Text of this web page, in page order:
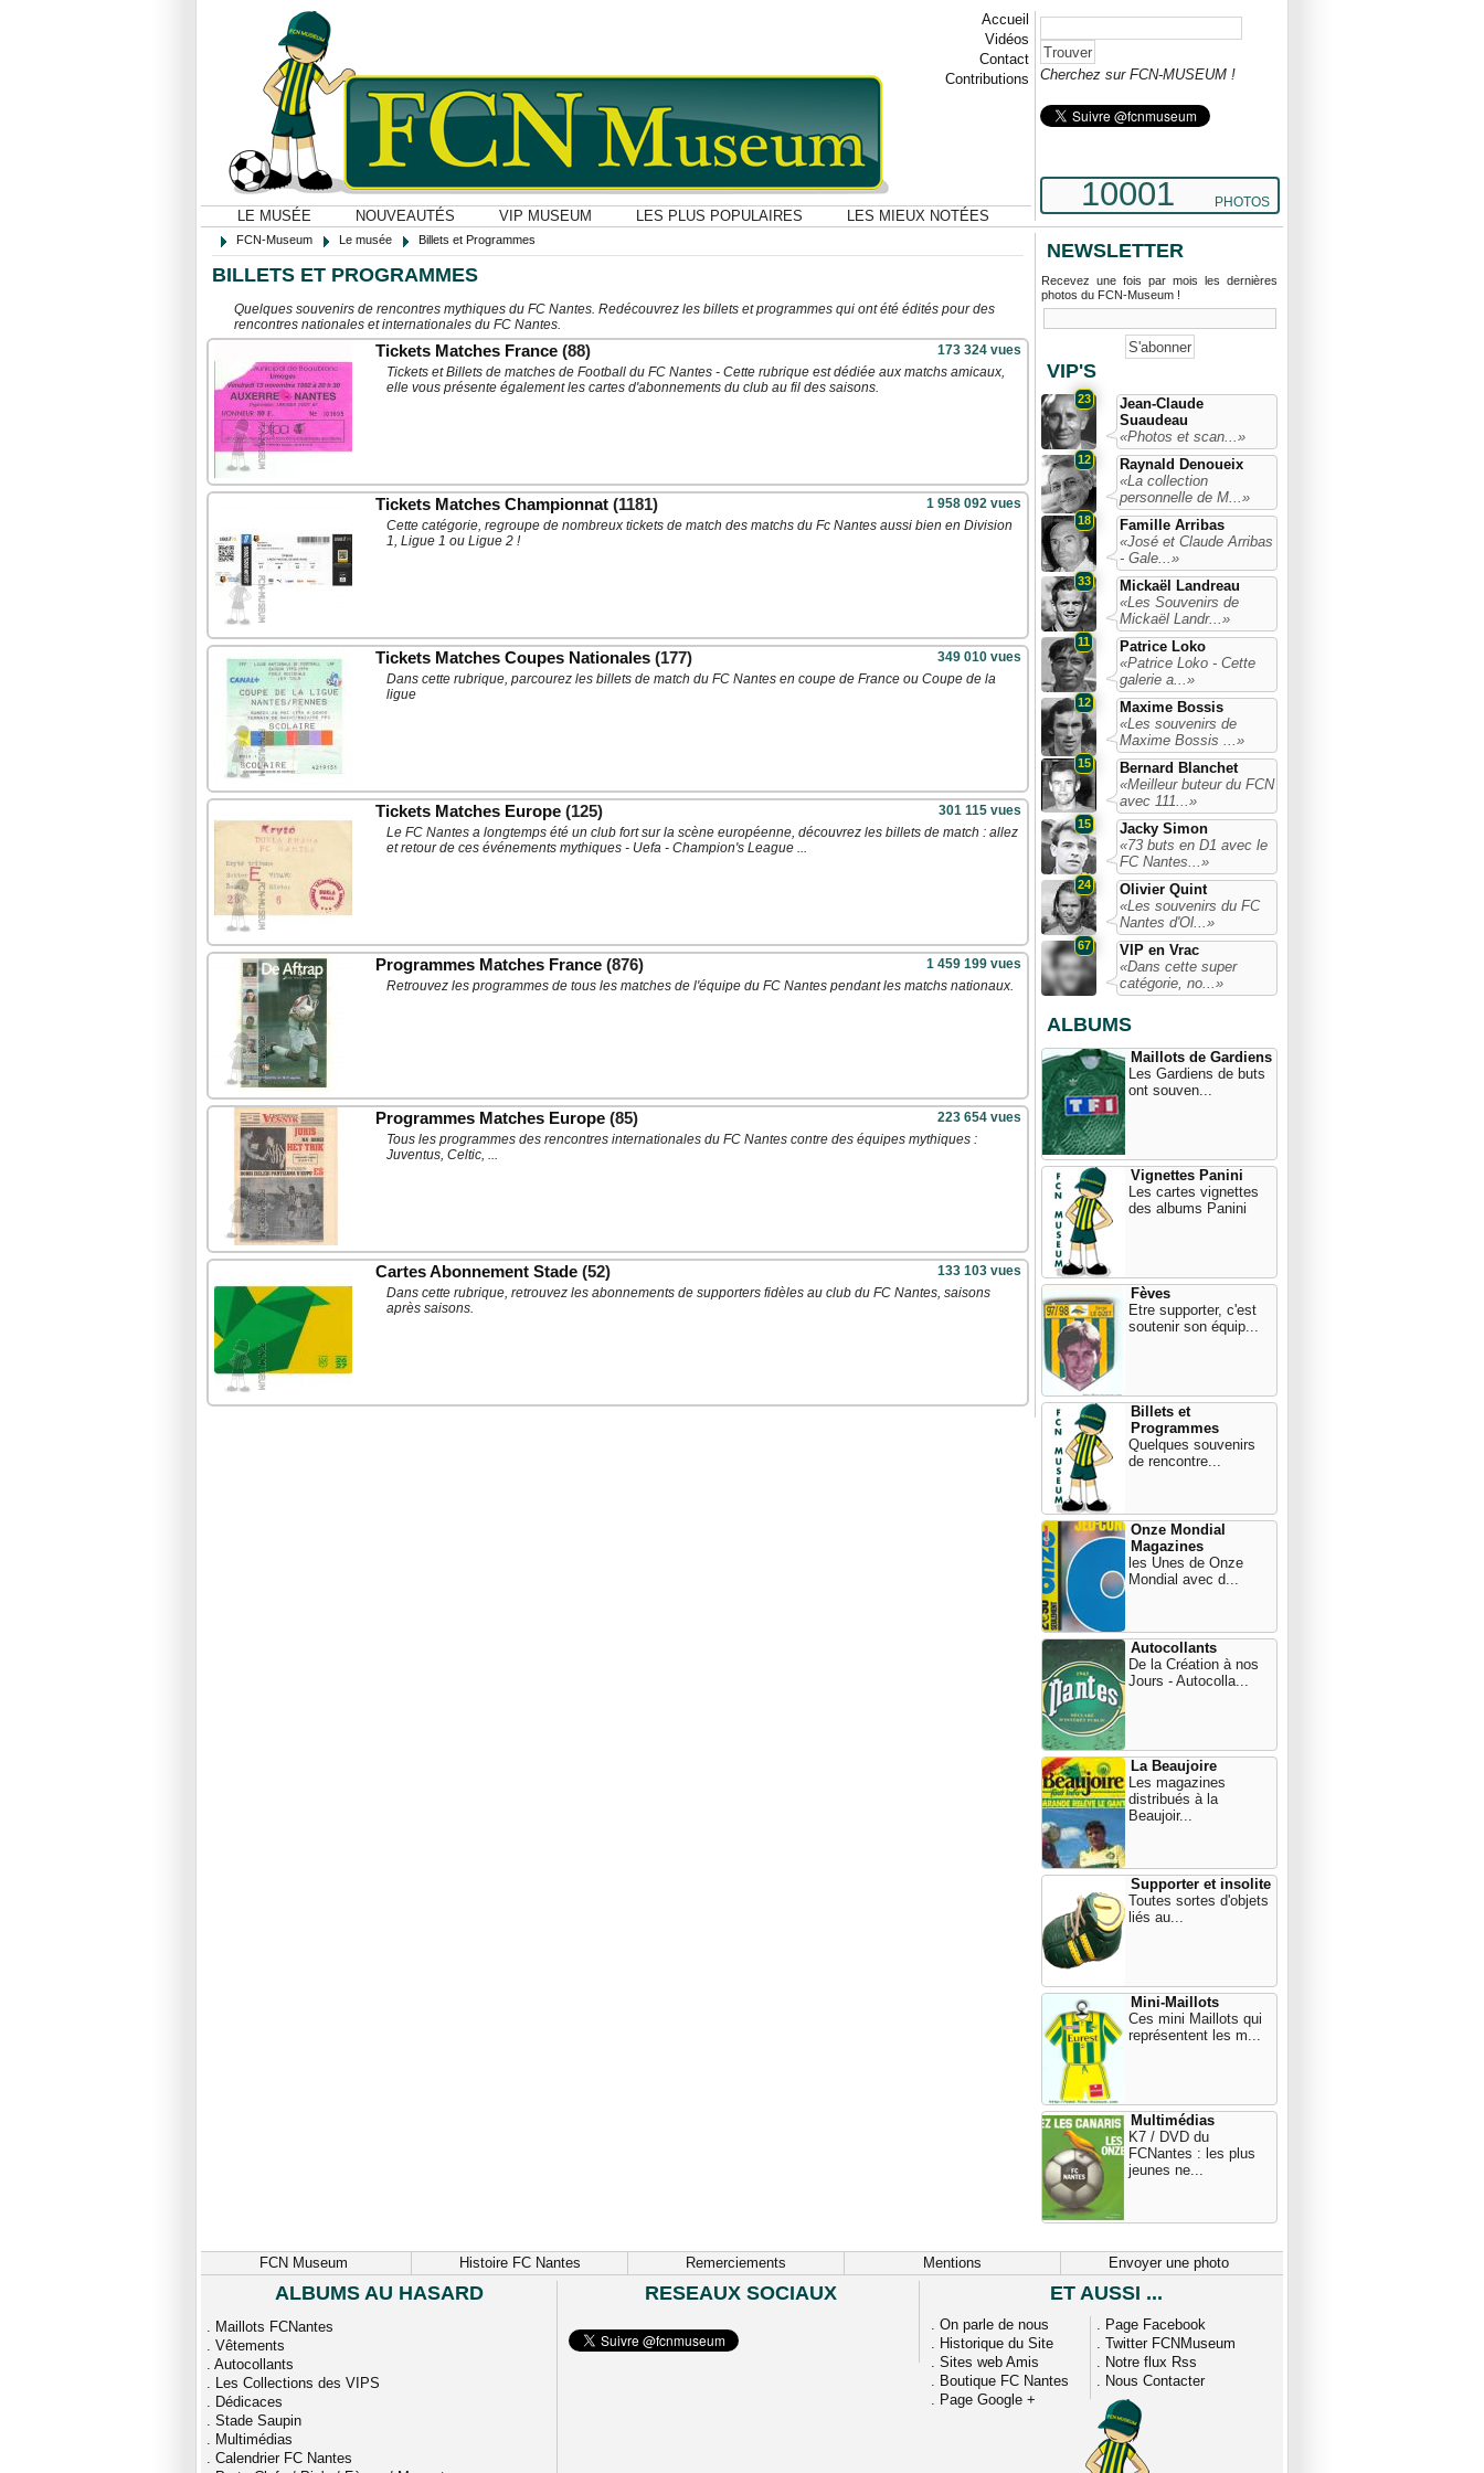
Accueil
Vidéos
Contact
Contributions
LE MUSÉE NOUVEAUTÉS VIP MUSEUM LES PLUS POPULAIRES LES MIEUX NOTÉES
Cherchez sur FCN-MUSEUM !
10001 PHOTOS
FCN-Museum Le musée Billets et Programmes
BILLETS ET PROGRAMMES
Quelques souvenirs de rencontres mythiques du FC Nantes. Redécouvrez les billets et programmes qui ont été édités pour des
rencontres nationales et internationales du FC Nantes.
Tickets Matches France (88) 173 324 vues
Tickets et Billets de matches de Football du FC Nantes - Cette rubrique est dédiée aux matchs amicaux,
elle vous présente également les cartes d'abonnements du club au fil des saisons.
Tickets Matches Championnat (1181) 1 958 092 vues
Cette catégorie, regroupe de nombreux tickets de match des matchs du Fc Nantes aussi bien en Division
1, Ligue 1 ou Ligue 2 !
Tickets Matches Coupes Nationales (177) 349 010 vues
Dans cette rubrique, parcourez les billets de match du FC Nantes en coupe de France ou Coupe de la
ligue
Tickets Matches Europe (125) 301 115 vues
Le FC Nantes a longtemps été un club fort sur la scène européenne, découvrez les billets de match : allez
et retour de ces événements mythiques - Uefa - Champion's League ...
Programmes Matches France (876) 1 459 199 vues
Retrouvez les programmes de tous les matches de l'équipe du FC Nantes pendant les matchs nationaux.
Programmes Matches Europe (85) 223 654 vues
Tous les programmes des rencontres internationales du FC Nantes contre des équipes mythiques :
Juventus, Celtic, ...
Cartes Abonnement Stade (52) 133 103 vues
Dans cette rubrique, retrouvez les abonnements de supporters fidèles au club du FC Nantes, saisons
après saisons.
NEWSLETTER
Recevez une fois par mois les dernières
photos du FCN-Museum !
VIP'S
23
Jean-Claude
Suaudeau
«Photos et scan...»
12
Raynald Denoueix
«La collection
personnelle de M...»
18
Famille Arribas
«José et Claude Arribas
- Gale...»
33
Mickaël Landreau
«Les Souvenirs de
Mickaël Landr...»
11
Patrice Loko
«Patrice Loko - Cette
galerie a...»
12
Maxime Bossis
«Les souvenirs de
Maxime Bossis ...»
15
Bernard Blanchet
«Meilleur buteur du FCN
avec 111...»
15
Jacky Simon
«73 buts en D1 avec le
FC Nantes...»
24
Olivier Quint
«Les souvenirs du FC
Nantes d'Ol...»
67
VIP en Vrac
«Dans cette super
catégorie, no...»
ALBUMS
Maillots de Gardiens
Les Gardiens de buts
ont souven...
Vignettes Panini
Les cartes vignettes
des albums Panini
Fèves
Etre supporter, c'est
soutenir son équip...
Billets et
Programmes
Quelques souvenirs
de rencontre...
Onze Mondial
Magazines
les Unes de Onze
Mondial avec d...
Autocollants
De la Création à nos
Jours - Autocolla...
La Beaujoire
Les magazines
distribués à la
Beaujoir...
Supporter et insolite
Toutes sortes d'objets
liés au...
Mini-Maillots
Ces mini Maillots qui
représentent les m...
Multimédias
K7 / DVD du
FCNantes : les plus
jeunes ne...
FCN Museum Histoire FC Nantes Remerciements Mentions Envoyer une photo
ALBUMS AU HASARD
. Maillots FCNantes
. Vêtements
. Autocollants
. Les Collections des VIPS
. Dédicaces
. Stade Saupin
. Multimédias
. Calendrier FC Nantes
RESEAUX SOCIAUX ET AUSSI ...
. On parle de nous
. Historique du Site
. Sites web Amis
. Boutique FC Nantes
. Page Google +
. Page Facebook
. Twitter FCNMuseum
. Notre flux Rss
. Nous Contacter